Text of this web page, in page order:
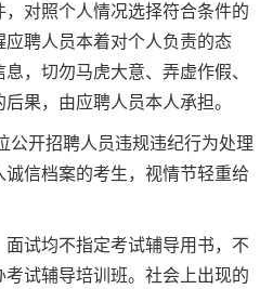
对照个人情况选择符合条件的
聘人员本着对个人负责的态
，切勿马虎大意、弄虚作假、
果，由应聘人员本人承担。
公开招聘人员违规违纪行为处理
信档案的考生，视情节轻重给
面试均不指定考试辅导用书，不
试辅导培训班。社会上出现的